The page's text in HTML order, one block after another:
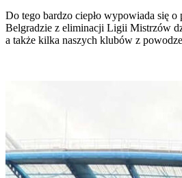
Do tego bardzo ciepło wypowiada się
Belgradzie z eliminacji Ligii Mistrzów
a także kilka naszych klubów z